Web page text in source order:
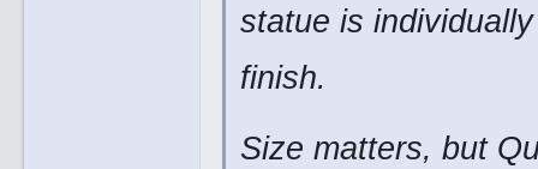
statue is
finish.
Size matters, but